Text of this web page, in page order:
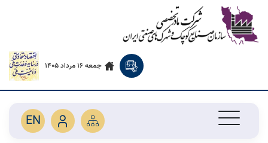
جمعه 16 مرداد 1405
EN